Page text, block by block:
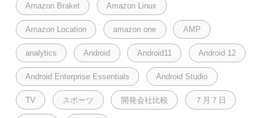
Amazon Braket Amazon Linux
Amazon Location amazon one AMP
analytics Android Android11 Android 12
Android Enterprise Essentials Android Studio
TV スポーツ 開発会社比較 ７月７日